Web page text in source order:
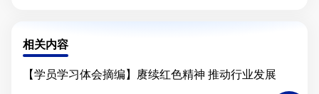
相关内容
【学员学习体会摘编】赓续红色精神 推动行业发展